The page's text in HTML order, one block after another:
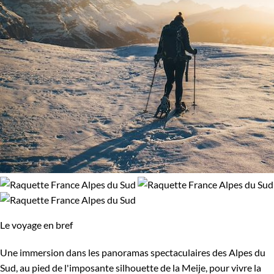
Le voyage en bref
Une immersion dans les panoramas spectaculaires des Alpes du
Sud, au pied de l'imposante silhouette de la Meije, pour vivre la